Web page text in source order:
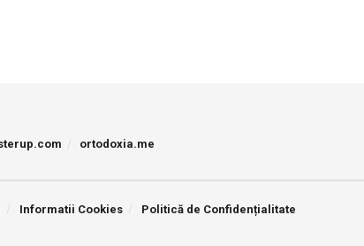
ortodoxia.me
Informatii Cookies Politică de Confidențialitate